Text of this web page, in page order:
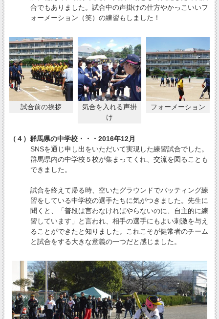
合でもありました。試合中の声掛けの仕方やかっこいいフ
ォーメーション（笑）の練習もしました！
試合前の挨拶
気合を入れる声掛
け
フォーメーション
（４）群馬県の中学校・・・2016年12月
SNSを通じ申し出をいただいて実現した練習試合でした。
群馬県内の中学校５校が集まってくれ、交流を図ることも
できました。
試合を終えて帰る時、空いたグラウンドでバッティング練
習をしている中学校の選手たちに気がつきました。先生に
聞くと、「普段は言わなければやらないのに、自主的に練
習しています」と言われ、相手の選手にもよい刺激を与え
ることができたと知りました。これこそが健常者のチーム
と試合をする大きな意義の一つだと感じました。